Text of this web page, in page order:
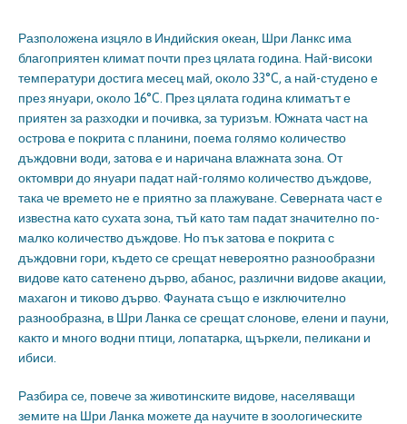
Разположена изцяло в Индийския океан, Шри Ланкс има
благоприятен климат почти през цялата година. Най-високи
температури достига месец май, около 33°C, а най-студено е
през януари, около 16°C. През цялата година климатът е
приятен за разходки и почивка, за туризъм. Южната част на
острова е покрита с планини, поема голямо количество
дъждовни води, затова е и наричана влажната зона. От
октомври до януари падат най-голямо количество дъждове,
така че времето не е приятно за плажуване. Северната част е
известна като сухата зона, тъй като там падат значително по-
малко количество дъждове. Но пък затова е покрита с
дъждовни гори, където се срещат невероятно разнообразни
видове като сатенено дърво, абанос, различни видове акации,
махагон и тиково дърво. Фауната също е изключително
разнообразна, в Шри Ланка се срещат слонове, елени и пауни,
както и много водни птици, лопатарка, щъркели, пеликани и
ибиси.
Разбира се, повече за животинските видове, населяващи
земите на Шри Ланка можете да научите в зоологическите